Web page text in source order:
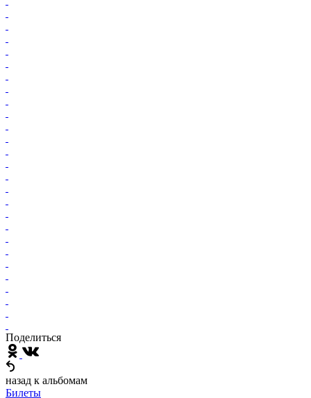
Поделиться
назад к альбомам
Билеты